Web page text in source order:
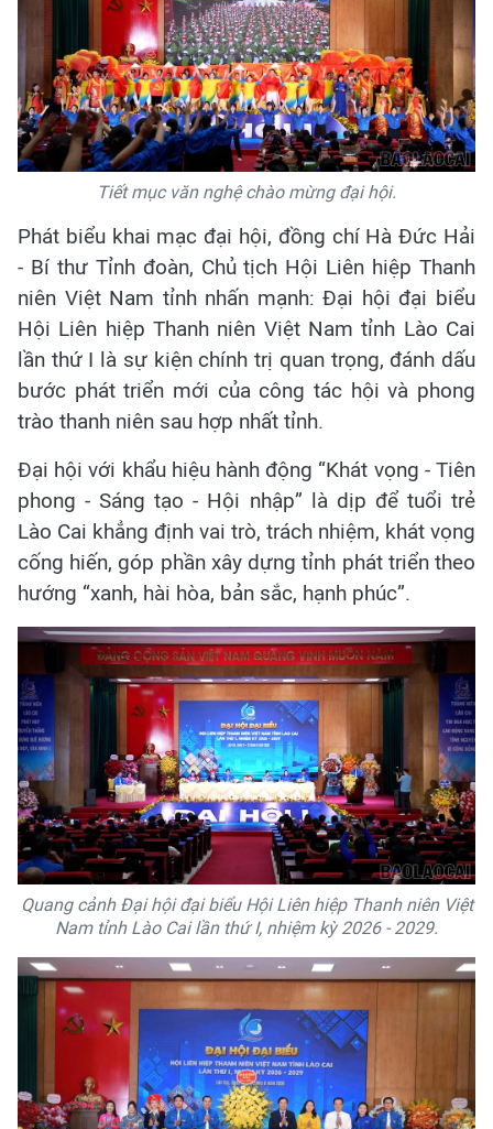
Tiết mục văn nghệ chào mừng đại hội.
Phát biểu khai mạc đại hội, đồng chí Hà Đức Hải
- Bí thư Tỉnh đoàn, Chủ tịch Hội Liên hiệp Thanh
niên Việt Nam tỉnh nhấn mạnh: Đại hội đại biểu
Hội Liên hiệp Thanh niên Việt Nam tỉnh Lào Cai
lần thứ I là sự kiện chính trị quan trọng, đánh dấu
bước phát triển mới của công tác hội và phong
trào thanh niên sau hợp nhất tỉnh.
Đại hội với khẩu hiệu hành động “Khát vọng - Tiên
phong - Sáng tạo - Hội nhập” là dịp để tuổi trẻ
Lào Cai khẳng định vai trò, trách nhiệm, khát vọng
cống hiến, góp phần xây dựng tỉnh phát triển theo
hướng “xanh, hài hòa, bản sắc, hạnh phúc”.
Quang cảnh Đại hội đại biểu Hội Liên hiệp Thanh niên Việt
Nam tỉnh Lào Cai lần thứ I, nhiệm kỳ 2026 - 2029.